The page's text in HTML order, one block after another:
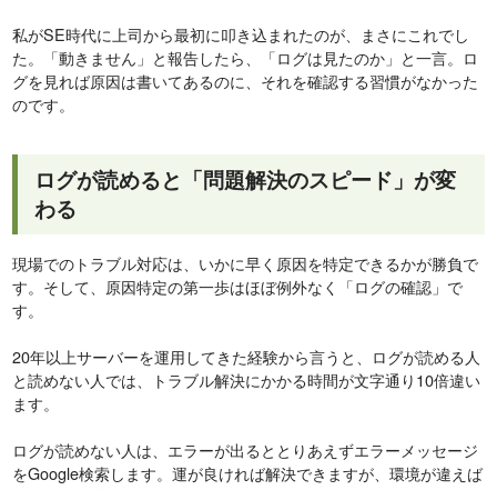
私がSE時代に上司から最初に叩き込まれたのが、まさにこれでし
た。「動きません」と報告したら、「ログは見たのか」と一言。ロ
グを見れば原因は書いてあるのに、それを確認する習慣がなかった
のです。
ログが読めると「問題解決のスピード」が変
わる
現場でのトラブル対応は、いかに早く原因を特定できるかが勝負で
す。そして、原因特定の第一歩はほぼ例外なく「ログの確認」で
す。
20年以上サーバーを運用してきた経験から言うと、ログが読める人
と読めない人では、トラブル解決にかかる時間が文字通り10倍違い
ます。
ログが読めない人は、エラーが出るととりあえずエラーメッセージ
をGoogle検索します。運が良ければ解決できますが、環境が違えば